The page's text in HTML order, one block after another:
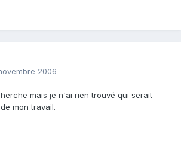
2006
mais je n'ai rien trouvé qui serait
mon travail.